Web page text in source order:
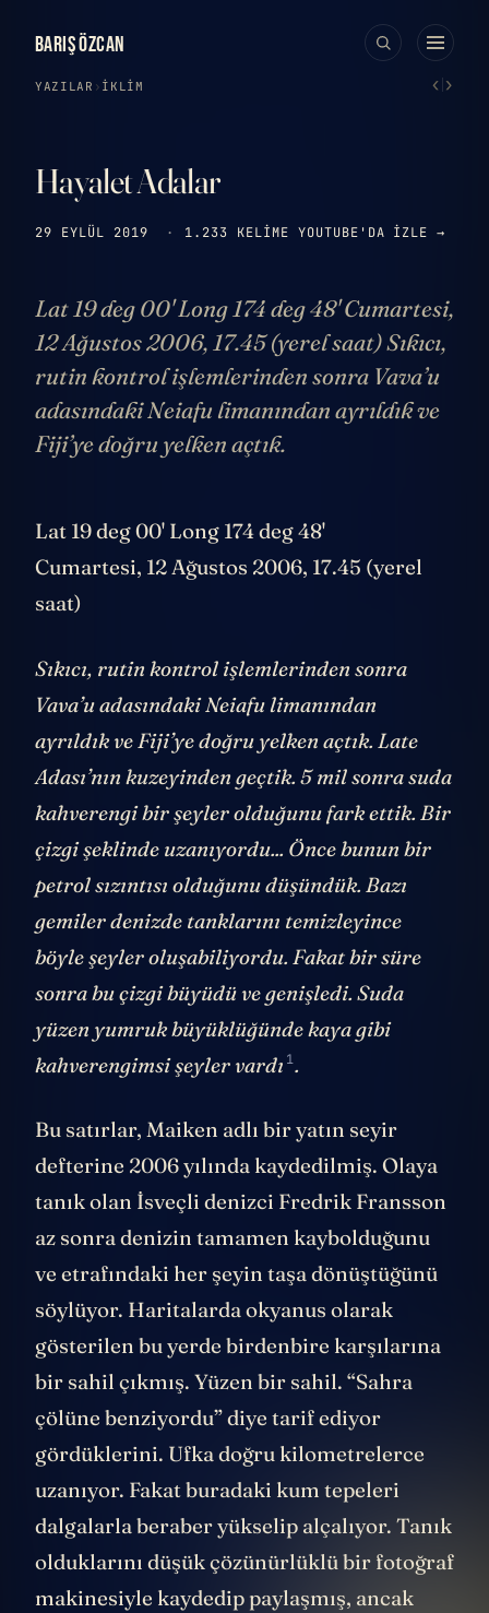
BARIŞ ÖZCAN
YAZILAR › İKLIM ‹›
Hayalet Adalar
29 EYLÜL 2019 · 1.233 KELIME YOUTUBE'DA IZLE →
Lat 19 deg 00' Long 174 deg 48' Cumartesi,
12 Ağustos 2006, 17.45 (yerel saat) Sıkıcı,
rutin kontrol işlemlerinden sonra Vava’u
adasındaki Neiafu limanından ayrıldık ve
Fiji’ye doğru yelken açtık.
Lat 19 deg 00' Long 174 deg 48'
Cumartesi, 12 Ağustos 2006, 17.45 (yerel
saat)
Sıkıcı, rutin kontrol işlemlerinden sonra
Vava’u adasındaki Neiafu limanından
ayrıldık ve Fiji’ye doğru yelken açtık. Late
Adası’nın kuzeyinden geçtik. 5 mil sonra suda
kahverengi bir şeyler olduğunu fark ettik. Bir
çizgi şeklinde uzanıyordu... Önce bunun bir
petrol sızıntısı olduğunu düşündük. Bazı
gemiler denizde tanklarını temizleyince
böyle şeyler oluşabiliyordu. Fakat bir süre
sonra bu çizgi büyüdü ve genişledi. Suda
yüzen yumruk büyüklüğünde kaya gibi
kahverengimsi şeyler vardı 1.
Bu satırlar, Maiken adlı bir yatın seyir
defterine 2006 yılında kaydedilmiş. Olaya
tanık olan İsveçli denizci Fredrik Fransson
az sonra denizin tamamen kaybolduğunu
ve etrafındaki her şeyin taşa dönüştüğünü
söylüyor. Haritalarda okyanus olarak
gösterilen bu yerde birdenbire karşılarına
bir sahil çıkmış. Yüzen bir sahil. “Sahra
çölüne benziyordu” diye tarif ediyor
gördüklerini. Ufka doğru kilometrelerce
uzanıyor. Fakat buradaki kum tepeleri
dalgalarla beraber yükselip alçalıyor. Tanık
olduklarını düşük çözünürlüklü bir fotoğraf
makinesiyle kaydedip paylaşmış, ancak